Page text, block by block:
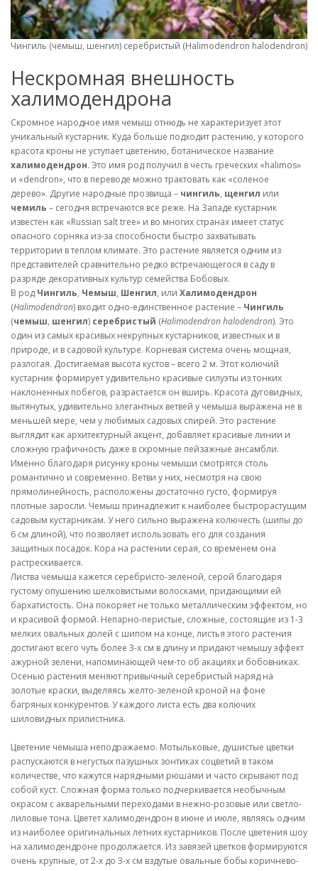
Чингиль (чемыш, шенгил) серебристый (Halimodendron halodendron).
Нескромная внешность
халимодендрона
Скромное народное имя чемыш отнюдь не характеризует этот
уникальный кустарник. Куда больше подходит растению, у которого
красота кроны не уступает цветению, ботаническое название
халимодендрон. Это имя род получил в честь греческих «halimos»
и «dendron», что в переводе можно трактовать как «соленое
дерево». Другие народные прозвища – чингиль, щенгил или
чемиль – сегодня встречаются все реже. На Западе кустарник
известен как «Russian salt tree» и во многих странах имеет статус
опасного сорняка из-за способности быстро захватывать
территории в теплом климате. Это растение является одним из
представителей сравнительно редко встречающегося в саду в
разряде декоративных культур семейства Бобовых.
В род Чингиль, Чемыш, Шенгил, или Халимодендрон
(Halimodendron) входит одно-единственное растение – Чингиль
(чемыш, шенгил) серебристый (Halimodendron halodendron). Это
один из самых красивых некрупных кустарников, известных и в
природе, и в садовой культуре. Корневая система очень мощная,
разлогая. Достигаемая высота кустов – всего 2 м. Этот колючий
кустарник формирует удивительно красивые силуэты из тонких
наклоненных побегов, разрастается он вширь. Красота дуговидных,
вытянутых, удивительно элегантных ветвей у чемыша выражена не в
меньшей мере, чем у любимых садовых спирей. Это растение
выглядит как архитектурный акцент, добавляет красивые линии и
сложную графичность даже в скромные пейзажные ансамбли.
Именно благодаря рисунку кроны чемыши смотрятся столь
романтично и современно. Ветви у них, несмотря на свою
прямолинейность, расположены достаточно густо, формируя
плотные заросли. Чемыш принадлежит к наиболее быстрорастущим
садовым кустарникам. У него сильно выражена колючесть (шипы до
6 см длиной), что позволяет использовать его для создания
защитных посадок. Кора на растении серая, со временем она
растрескивается.
Листва чемыша кажется серебристо-зеленой, серой благодаря
густому опушению шелковистыми волосками, придающими ей
бархатистость. Она покоряет не только металлическим эффектом, но
и красивой формой. Непарно-перистые, сложные, состоящие из 1-3
мелких овальных долей с шипом на конце, листья этого растения
достигают всего чуть более 3-х см в длину и придают чемышу эффект
ажурной зелени, напоминающей чем-то об акациях и бобовниках.
Осенью растения меняют привычный серебристый наряд на
золотые краски, выделяясь желто-зеленой кроной на фоне
багряных конкурентов. У каждого листа есть два колючих
шиловидных прилистника.
Цветение чемыша неподражаемо. Мотыльковые, душистые цветки
распускаются в негустых пазушных зонтиках соцветий в таком
количестве, что кажутся нарядными рюшами и часто скрывают под
собой куст. Сложная форма только подчеркивается необычным
окрасом с акварельными переходами в нежно-розовые или светло-
лиловые тона. Цветет халимодендрон в июне и июле, являясь одним
из наиболее оригинальных летних кустарников. После цветения шоу
на халимодендроне продолжается. Из завязей цветков формируются
очень крупные, от 2-х до 3-х см вздутые овальные бобы коричнево-